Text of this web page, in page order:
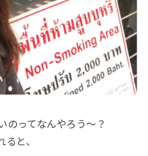
のってなんやろう〜？
ると、